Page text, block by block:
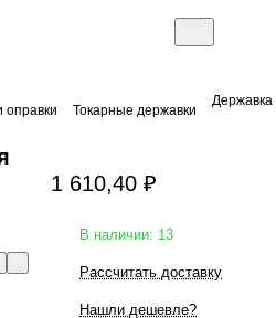
оправки Токарные державки
Державка
1 610,40 ₽
В наличии: 13
Рассчитать доставку
Нашли дешевле?